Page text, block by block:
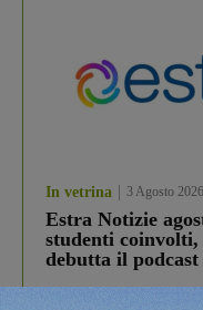
In vetrina 3 Agosto 2026
Estra Notizie
studenti
debutta il